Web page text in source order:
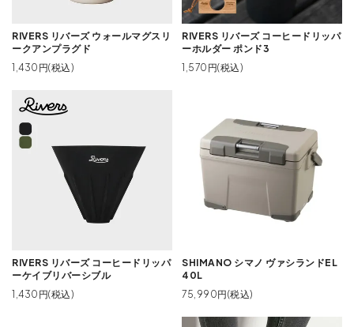
RIVERS リバーズ ウォールマグスリ
ークアンプラグド
1,430円(税込)
RIVERS リバーズ コーヒードリッパ
ーホルダー ポンド3
1,570円(税込)
RIVERS リバーズ コーヒードリッパ
ーケイブリバーシブル
1,430円(税込)
SHIMANO シマノ ヴァシランドEL
40L
75,990円(税込)